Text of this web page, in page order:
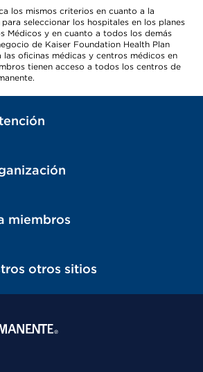
los mismos criterios en cuanto a la
seleccionar los hospitales en los planes
Médicos y en cuanto a todos los demás
de Kaiser Foundation Health Plan
las oficinas médicas y centros médicos en
tienen acceso a todos los centros de
miembros
otros sitios